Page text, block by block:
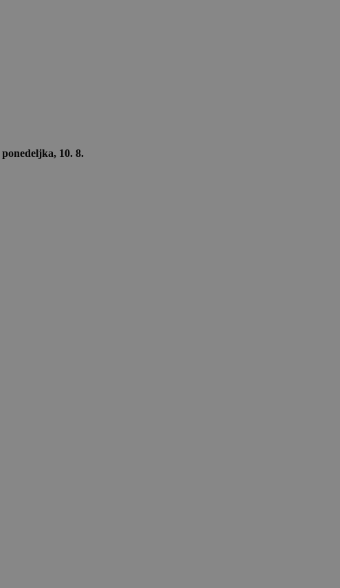
ponedeljka, 10. 8.